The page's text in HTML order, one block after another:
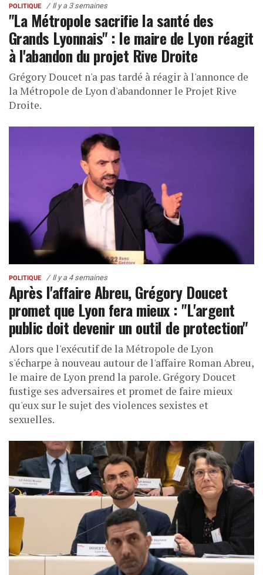
POLITIQUE Il y a 3 semaines
"La Métropole sacrifie la santé des
Grands Lyonnais" : le maire de Lyon réagit
à l'abandon du projet Rive Droite
Grégory Doucet n'a pas tardé à réagir à l'annonce de
la Métropole de Lyon d'abandonner le Projet Rive
Droite.
POLITIQUE Il y a 4 semaines
Après l'affaire Abreu, Grégory Doucet
promet que Lyon fera mieux : "L'argent
public doit devenir un outil de protection"
Alors que l'exécutif de la Métropole de Lyon
s'écharpe à nouveau autour de l'affaire Roman Abreu,
le maire de Lyon prend la parole. Grégory Doucet
fustige ses adversaires et promet de faire mieux
qu'eux sur le sujet des violences sexistes et
sexuelles.